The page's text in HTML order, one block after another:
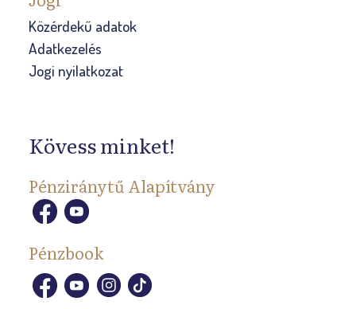
Közérdekű adatok
Adatkezelés
Jogi nyilatkozat
Kövess minket!
Pénziránytű Alapítvány
Pénzbook